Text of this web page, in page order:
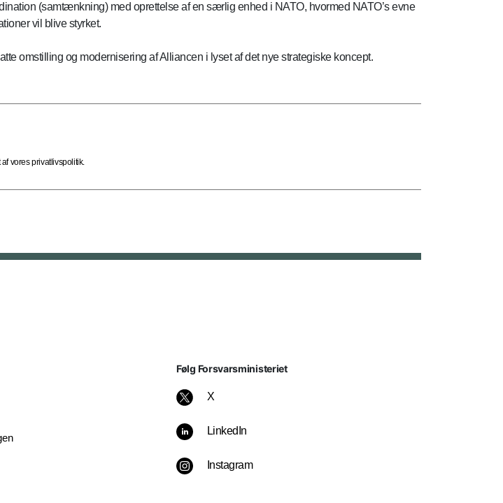
(samtænkning) med oprettelse af en særlig enhed i NATO, hvormed NATO’s evne
vil blive styrket.
omstilling og modernisering af Alliancen i lyset af det nye strategiske koncept.
vores privatlivspolitik.
Følg Forsvarsministeriet
X
LinkedIn
Instagram